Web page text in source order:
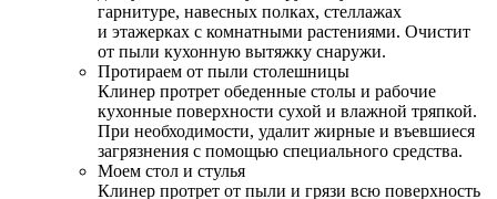
гарнитуре, навесных полках, стеллажах
и этажерках с комнатными растениями. Очистит
от пыли кухонную вытяжку снаружи.
Протираем от пыли столешницы
Клинер протрет обеденные столы и рабочие
кухонные поверхности сухой и влажной тряпкой.
При необходимости, удалит жирные и въевшиеся
загрязнения с помощью специального средства.
Моем стол и стулья
Клинер протрет от пыли и грязи всю поверхность